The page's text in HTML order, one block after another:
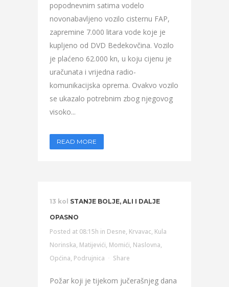
popodnevnim satima vodelo
novonabavljeno vozilo cisternu FAP,
zapremine 7.000 litara vode koje je
kupljeno od DVD Bedekovčina. Vozilo
je plaćeno 62.000 kn, u koju cijenu je
uračunata i vrijedna radio-
komunikacijska oprema. Ovakvo vozilo
se ukazalo potrebnim zbog njegovog
visoko...
READ MORE
13 kol STANJE BOLJE, ALI I DALJE
OPASNO
Posted at 08:15h in Desne, Krvavac, Kula
Norinska, Matijevići, Momići, Naslovna,
Općina, Podrujnica Share
Požar koji je tijekom jučerašnjeg dana